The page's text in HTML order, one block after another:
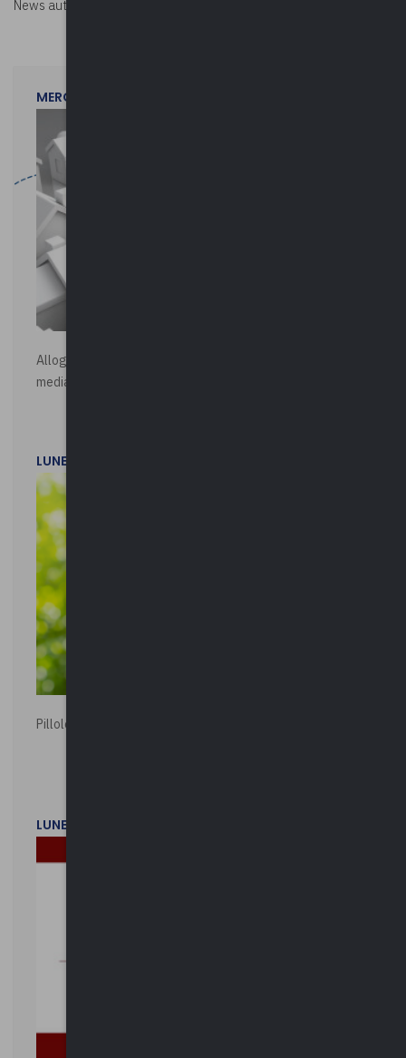
News autorizzata da
MERCOLEDì 29 LUGLIO 2026
Alloggi di Edilizia Residenziale Pubblica - Vendita all'asta
mediante procedura asincrona telematica
LUNEDì 20 LUGLIO 2026
Pillole ambientali | 2026
LUNEDì 2 FEBBRAIO 2026